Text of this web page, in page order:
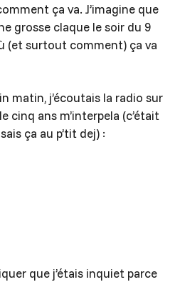
ça va. J’imagine que
grosse claque le soir du 9
(et surtout comment) ça va
matin, j’écoutais la radio sur
cinq ans m’interpela (c’était
ça au p’tit dej) :
que j’étais inquiet parce